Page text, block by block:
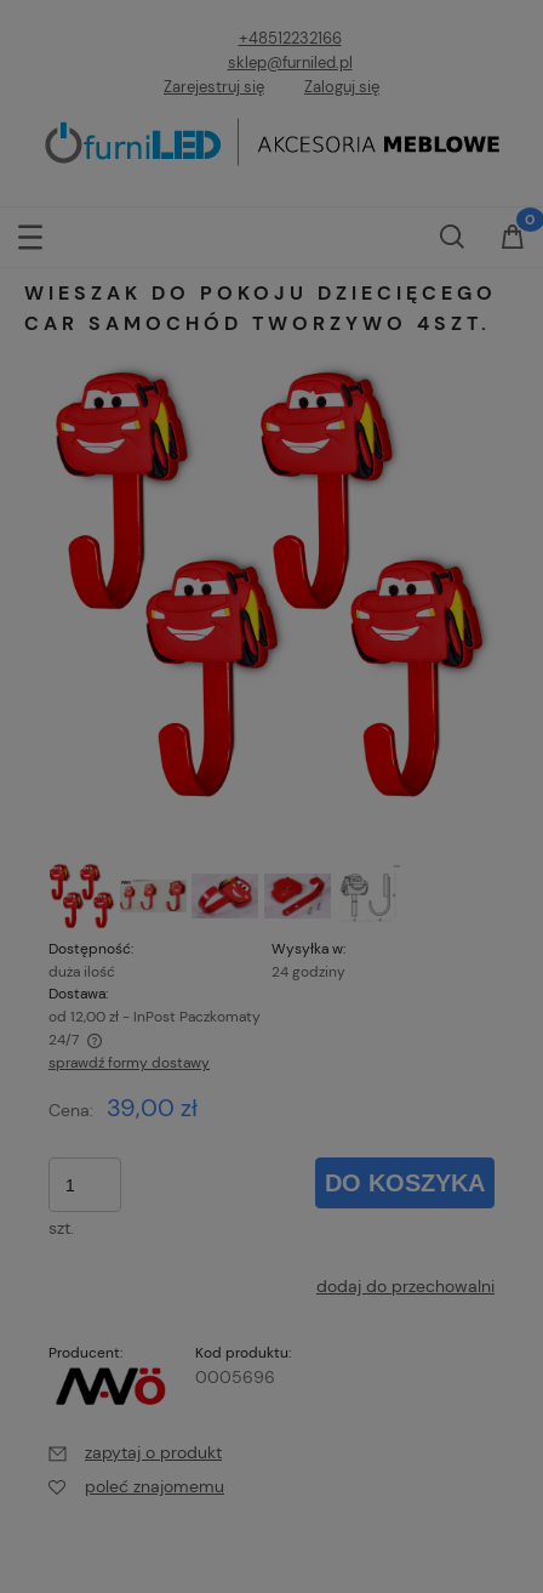
+48512232166
sklep@furniled.pl
Zarejestruj się
Zaloguj się
WIESZAK DO POKOJU DZIECIĘCEGO
CAR SAMOCHÓD TWORZYWO 4SZT.
Dostępność:
duża ilość
Wysyłka w:
24 godziny
Dostawa:
od 12,00 zł - InPost Paczkomaty
24/7
Cena nie zawiera ewentualnych kosztów płatności
sprawdź formy dostawy
Cena: 39,00 zł
szt.
DO KOSZYKA
dodaj do przechowalni
Producent: Kod produktu:
0005696
zapytaj o produkt
poleć znajomemu